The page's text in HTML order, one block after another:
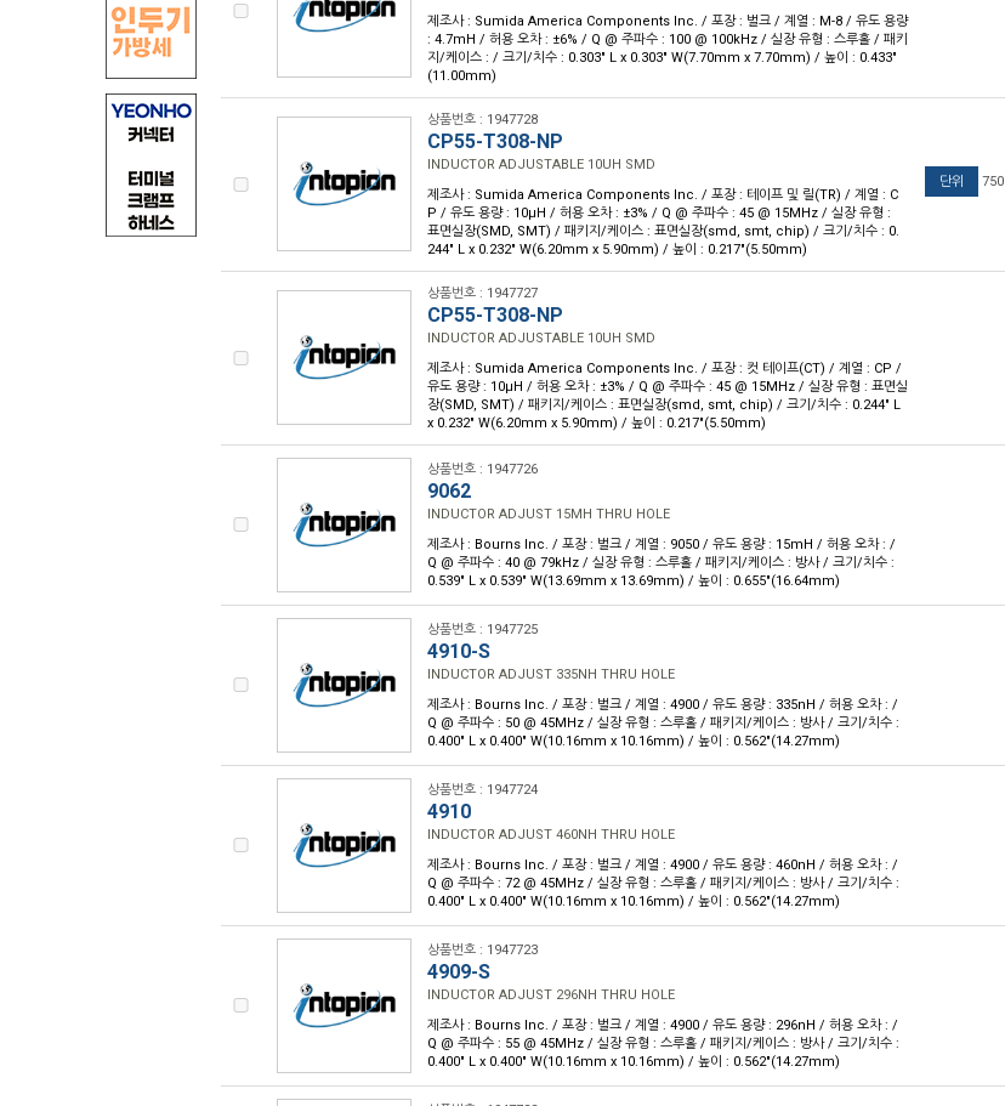
제조사 : Sumida America Components Inc. / 포장 : 벌크 / 계열 : M-8 / 유도 용량
: 4.7mH / 허용 오차 : ±6% / Q @ 주파수 : 100 @ 100kHz / 실장 유형 : 스루홀 / 패키
지/케이스 : / 크기/치수 : 0.303" L x 0.303" W(7.70mm x 7.70mm) / 높이 : 0.433"
(11.00mm)
상품번호 : 1947728
CP55-T308-NP
INDUCTOR ADJUSTABLE 10UH SMD
제조사 : Sumida America Components Inc. / 포장 : 테이프 및 릴(TR) / 계열 : C
P / 유도 용량 : 10µH / 허용 오차 : ±3% / Q @ 주파수 : 45 @ 15MHz / 실장 유형 :
표면실장(SMD, SMT) / 패키지/케이스 : 표면실장(smd, smt, chip) / 크기/치수 : 0.
244" L x 0.232" W(6.20mm x 5.90mm) / 높이 : 0.217"(5.50mm)
단위
750
상품번호 : 1947727
CP55-T308-NP
INDUCTOR ADJUSTABLE 10UH SMD
제조사 : Sumida America Components Inc. / 포장 : 컷 테이프(CT) / 계열 : CP /
유도 용량 : 10µH / 허용 오차 : ±3% / Q @ 주파수 : 45 @ 15MHz / 실장 유형 : 표면실
장(SMD, SMT) / 패키지/케이스 : 표면실장(smd, smt, chip) / 크기/치수 : 0.244" L
x 0.232" W(6.20mm x 5.90mm) / 높이 : 0.217"(5.50mm)
상품번호 : 1947726
9062
INDUCTOR ADJUST 15MH THRU HOLE
제조사 : Bourns Inc. / 포장 : 벌크 / 계열 : 9050 / 유도 용량 : 15mH / 허용 오차 : /
Q @ 주파수 : 40 @ 79kHz / 실장 유형 : 스루홀 / 패키지/케이스 : 방사 / 크기/치수 :
0.539" L x 0.539" W(13.69mm x 13.69mm) / 높이 : 0.655"(16.64mm)
상품번호 : 1947725
4910-S
INDUCTOR ADJUST 335NH THRU HOLE
제조사 : Bourns Inc. / 포장 : 벌크 / 계열 : 4900 / 유도 용량 : 335nH / 허용 오차 : /
Q @ 주파수 : 50 @ 45MHz / 실장 유형 : 스루홀 / 패키지/케이스 : 방사 / 크기/치수 :
0.400" L x 0.400" W(10.16mm x 10.16mm) / 높이 : 0.562"(14.27mm)
상품번호 : 1947724
4910
INDUCTOR ADJUST 460NH THRU HOLE
제조사 : Bourns Inc. / 포장 : 벌크 / 계열 : 4900 / 유도 용량 : 460nH / 허용 오차 : /
Q @ 주파수 : 72 @ 45MHz / 실장 유형 : 스루홀 / 패키지/케이스 : 방사 / 크기/치수 :
0.400" L x 0.400" W(10.16mm x 10.16mm) / 높이 : 0.562"(14.27mm)
상품번호 : 1947723
4909-S
INDUCTOR ADJUST 296NH THRU HOLE
제조사 : Bourns Inc. / 포장 : 벌크 / 계열 : 4900 / 유도 용량 : 296nH / 허용 오차 : /
Q @ 주파수 : 55 @ 45MHz / 실장 유형 : 스루홀 / 패키지/케이스 : 방사 / 크기/치수 :
0.400" L x 0.400" W(10.16mm x 10.16mm) / 높이 : 0.562"(14.27mm)